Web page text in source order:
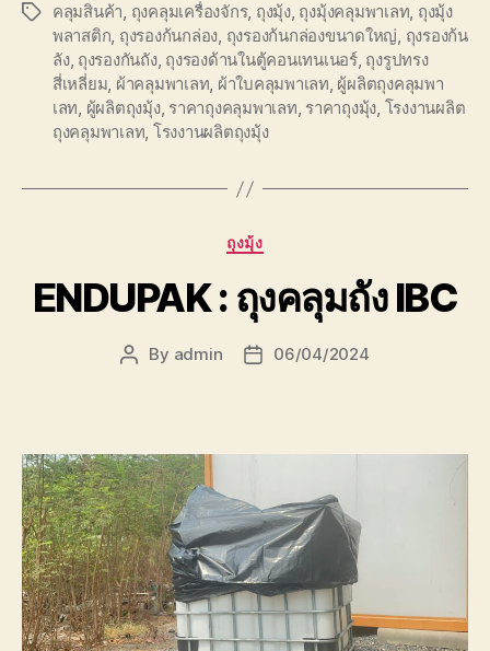
Tagsคลุมสินค้า, ถุงคลุมเครื่องจักร, ถุงมุ้ง, ถุงมุ้งคลุมพาเลท, ถุงมุ้ง
พลาสติก, ถุงรองก้นกล่อง, ถุงรองก้นกล่องขนาดใหญ่, ถุงรองก้น
ลัง, ถุงรองกันถัง, ถุงรองด้านในตู้คอนเทนเนอร์, ถุงรูปทรง
สี่เหลี่ยม, ผ้าคลุมพาเลท, ผ้าใบคลุมพาเลท, ผู้ผลิตถุงคลุมพา
เลท, ผู้ผลิตถุงมุ้ง, ราคาถุงคลุมพาเลท, ราคาถุงมุ้ง, โรงงานผลิต
ถุงคลุมพาเลท, โรงงานผลิตถุงมุ้ง
Categories
ถุงมุ้ง
ENDUPAK : ถุงคลุมถัง IBC
Post
By admin
Post06/04/2024